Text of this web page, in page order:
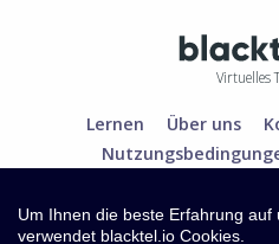
Virtuelles
Lernen Über uns
Um Ihnen die beste Erfahrung auf
verwendet blacktel.io Cookies.